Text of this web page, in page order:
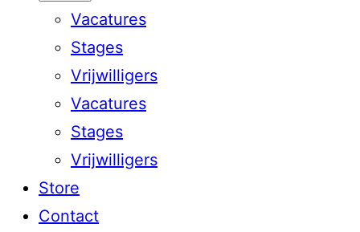
Vacatures
Stages
Vrijwilligers
Vacatures
Stages
Vrijwilligers
Store
Contact